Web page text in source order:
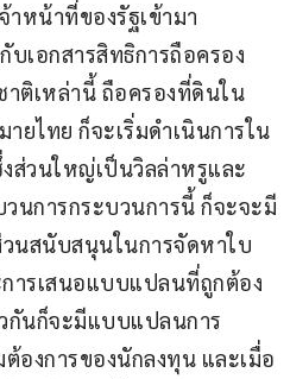
าหน้าที่ของรัฐเข้ามา
บเอกสารสิทธิการถือครอง
ติเหล่านี้ ถือครองที่ดินใน
ยไทย ก็จะเริ่มดำเนินการใน
งส่วนใหญ่เป็นวิลล่าหรูและ
นการกระบวนการนี้ ก็จะจะมี
วนสนับสนุนในการจัดหาใบ
ารเสนอแบบแปลนที่ถูกต้อง
กันก็จะมีแบบแปลนการ
องการของนักลงทุน และเมื่อ